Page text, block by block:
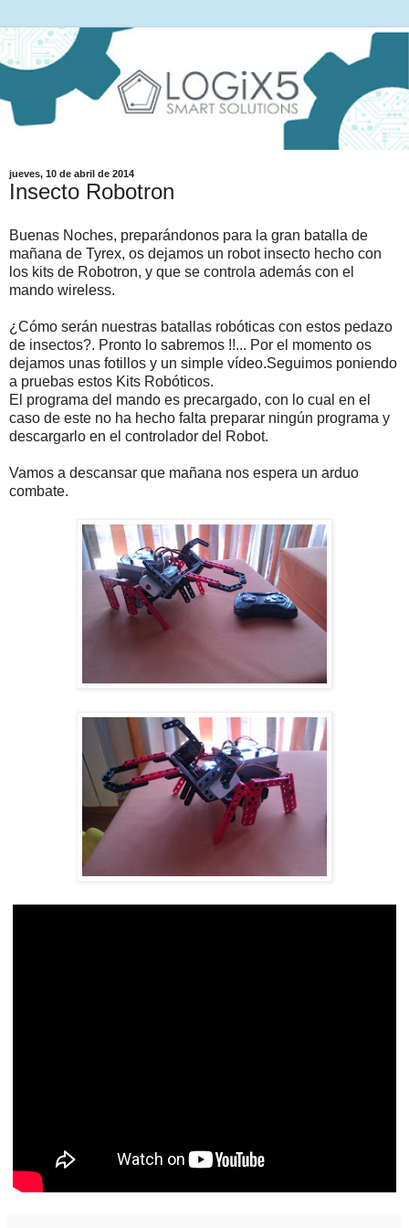
jueves, 10 de abril de 2014
Insecto Robotron
Buenas Noches, preparándonos para la gran batalla de
mañana de Tyrex, os dejamos un robot insecto hecho con
los kits de Robotron, y que se controla además con el
mando wireless.
¿Cómo serán nuestras batallas robóticas con estos pedazo
de insectos?. Pronto lo sabremos !!... Por el momento os
dejamos unas fotillos y un simple vídeo.Seguimos poniendo
a pruebas estos Kits Robóticos.
El programa del mando es precargado, con lo cual en el
caso de este no ha hecho falta preparar ningún programa y
descargarlo en el controlador del Robot.
Vamos a descansar que mañana nos espera un arduo
combate.